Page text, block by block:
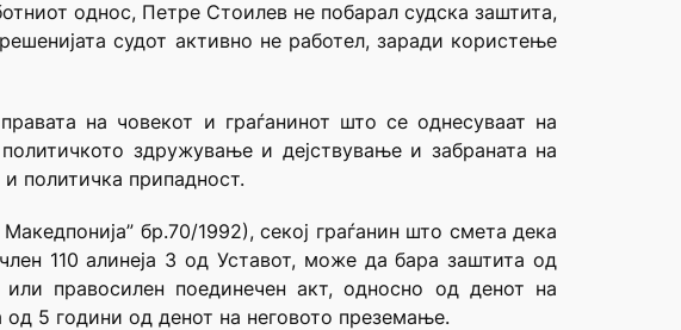
однос, Петре Стоилев не побарал судска заштита,
судот активно не работел, заради користење
на човекот и граѓанинот што се однесуваат на
здружување и дејствување и забраната на
политичка припадност.
бр.70/1992), секој граѓанин што смета дека
110 алинеја 3 од Уставот, може да бара заштита од
правосилен поединечен акт, односно од денот на
5 години од денот на неговото преземање.